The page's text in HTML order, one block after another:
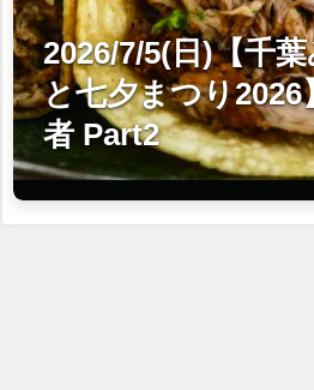
2026/7/5(日)【千
と七夕まつり2026
者 Part2